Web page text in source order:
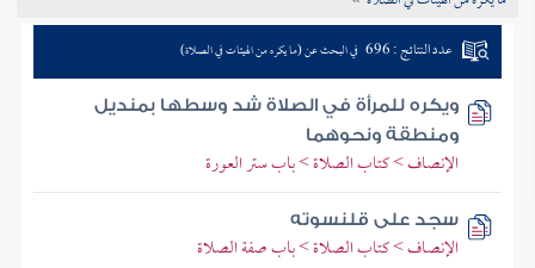
عدد النتائج : 696 في البحث عن (ما يكره من الهيئات في الصلاة)
ويكره للمرأة في الصلاة شد وسطها بمنديل
ومنطقة ونحوهما
الإنصاف > كتاب الصلاة > باب ستر العورة
سجد على قلنسوته
الإنصاف > كتاب الصلاة > باب صفة الصلاة